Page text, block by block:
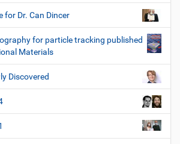
for Dr. Can Dincer
for particle tracking published
Materials
Discovered